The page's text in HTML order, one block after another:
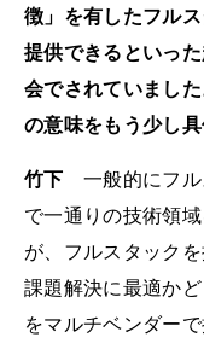
徴」を有したフル
提供できるといっ
会でされていまし
の意味をもう少し
竹下 一般的にフル
で一通りの技術領
が、フルスタック
課題解決に最適か
をマルチベンダー